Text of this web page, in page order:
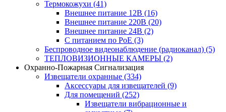
Термокожухи (41)
Внешнее питание 12В (16)
Внешнее питание 220В (20)
Внешнее питание 24В (2)
С питанием по PoE (3)
Беспроводное видеонаблюдение (радиоканал) (5)
ТЕПЛОВИЗИОННЫЕ КАМЕРЫ (2)
Охранно-Пожарная Сигнализация
Извещатели охранные (334)
Аксессуары для извещателей (9)
Для помещений (252)
Извещатели вибрационные и